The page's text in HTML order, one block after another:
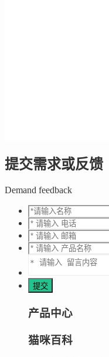
提交需求或反馈
Demand feedback
产品中心
猫咪百科